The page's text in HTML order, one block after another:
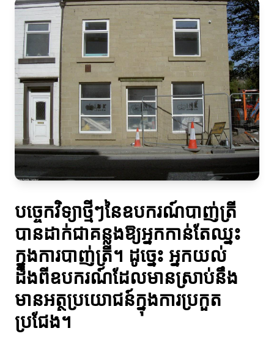
បច្ចេកវិទ្យាថ្មីៗនៃឧបករណ៍បាញ់ត្រី
បានដាក់ជាគន្លងឱ្យអ្នកកាន់តែឈ្នះ
ក្នុងការបាញ់ត្រី។ ដូច្នេះ អ្នកយល់
ដឹងពីឧបករណ៍ដែលមានស្រាប់នឹង
មានអត្ថប្រយោជន៍ក្នុងការប្រកួត
ប្រជែង។